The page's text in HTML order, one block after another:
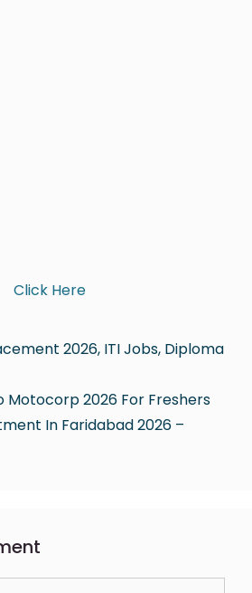
Click Here
2026, ITI Jobs, Diploma
Motocorp 2026 For Freshers
In Faridabad 2026 –